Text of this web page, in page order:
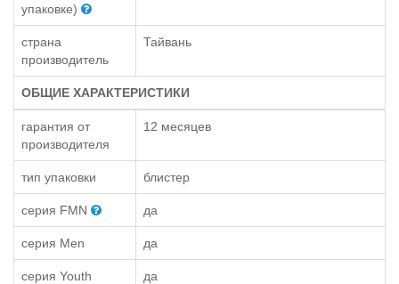
упаковке)
страна
производитель
Тайвань
ОБЩИЕ ХАРАКТЕРИСТИКИ
гарантия от
производителя
12 месяцев
тип упаковки блистер
серия FMN да
серия Men да
серия Youth да